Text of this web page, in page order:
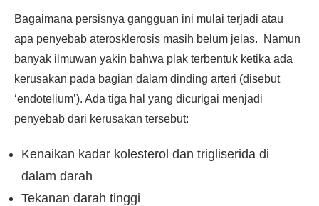
Bagaimana persisnya gangguan ini mulai terjadi atau
apa penyebab aterosklerosis masih belum jelas. Namun
banyak ilmuwan yakin bahwa plak terbentuk ketika ada
kerusakan pada bagian dalam dinding arteri (disebut
‘endotelium’). Ada tiga hal yang dicurigai menjadi
penyebab dari kerusakan tersebut:
Kenaikan kadar kolesterol dan trigliserida di
dalam darah
Tekanan darah tinggi